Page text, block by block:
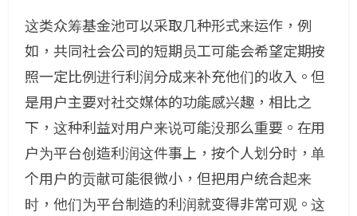
这类众筹基金池可以采取几种形式来运作，例
如，共同社会公司的短期员工可能会希望定期按
照一定比例进行利润分成来补充他们的收入。但
是用户主要对社交媒体的功能感兴趣，相比之
下，这种利益对用户来说可能没那么重要。在用
户为平台创造利润这件事上，按个人划分时，单
个用户的贡献可能很微小，但把用户统合起来
时，他们为平台制造的利润就变得非常可观。这